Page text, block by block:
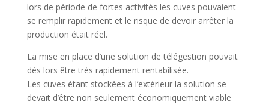
lors de période de fortes activités les cuves pouvaient
se remplir rapidement et le risque de devoir arrêter la
production était réel.
La mise en place d’une solution de télégestion pouvait
dés lors être très rapidement rentabilisée.
Les cuves étant stockées à l’extérieur la solution se
devait d’être non seulement économiquement viable